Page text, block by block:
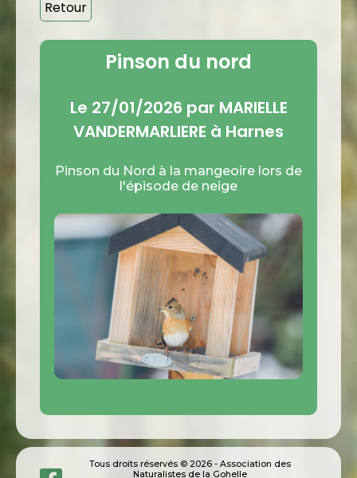
Retour
Pinson du nord
Le 27/01/2026 par MARIELLE
VANDERMARLIERE à Harnes
Pinson du Nord à la mangeoire lors de
l'épisode de neige
Tous droits réservés © 2026 - Association des
Naturalistes de la Gohelle